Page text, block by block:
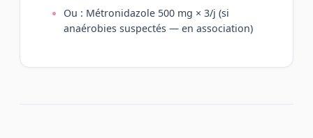
Ou : Métronidazole 500 mg × 3/j (si
anaérobies suspectés — en association)